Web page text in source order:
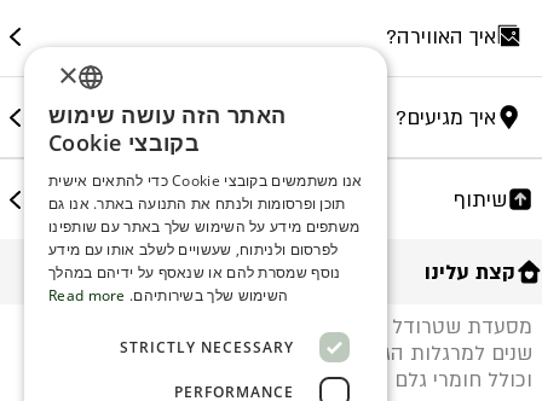
איך האווירה?
איך מגיעים?
שיתוף
קצת עלינו
שנים למרגלות הגנים הבהאיים. תפריט המסעדה מדויק
וכולל חומרי גלם טריים ועונתיים המשלבים אוכל ים תיכוני
ENGLISH
SERBIA
HEBREW
RUSSIAN
SERBIAN-2
×
האתר הזה עושה שימוש
בקובצי Cookie
אנו משתמשים בקובצי Cookie כדי להתאים אישית
תוכן ופרסומות ולנתח את התנועה באתר. אנו גם
משתפים מידע על השימוש שלך באתר עם שותפינו
לפרסום ולניתוח, שעשויים לשלב אותו עם מידע
נוסף שמסרת להם או שנאסף על ידיהם במהלך
השימוש שלך בשירותיהם. Read more
STRICTLY NECESSARY
PERFORMANCE